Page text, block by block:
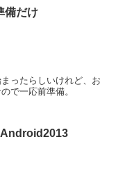
備だけ
ったらしいけれど、お
ころにはまだ通知が来ません。 なので一応前準備。